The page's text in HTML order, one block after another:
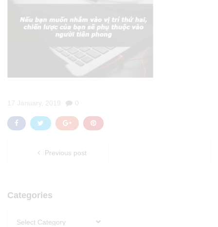
17 January, 2019 0
Previous post
Categories